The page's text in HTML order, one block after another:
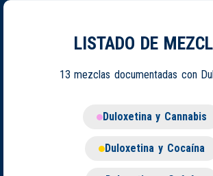
LISTADO DE
13 mezclas documentadas con
Duloxetina y Cannabis
Duloxetina y Cocaína